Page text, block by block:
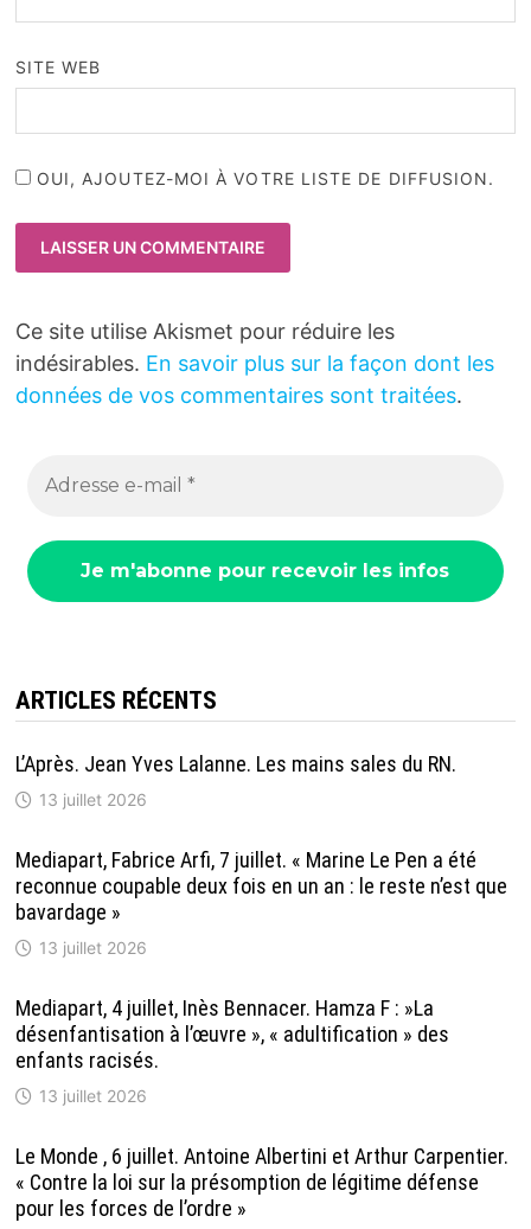
SITE WEB
OUI, AJOUTEZ-MOI À VOTRE LISTE DE DIFFUSION.
Ce site utilise Akismet pour réduire les
indésirables. En savoir plus sur la façon dont les
données de vos commentaires sont traitées.
ARTICLES RÉCENTS
L’Après. Jean Yves Lalanne. Les mains sales du RN.
13 juillet 2026
Mediapart, Fabrice Arfi, 7 juillet. « Marine Le Pen a été
reconnue coupable deux fois en un an : le reste n’est que
bavardage »
13 juillet 2026
Mediapart, 4 juillet, Inès Bennacer. Hamza F : »La
désenfantisation à l’œuvre », « adultification » des
enfants racisés.
13 juillet 2026
Le Monde , 6 juillet. Antoine Albertini et Arthur Carpentier.
« Contre la loi sur la présomption de légitime défense
pour les forces de l’ordre »